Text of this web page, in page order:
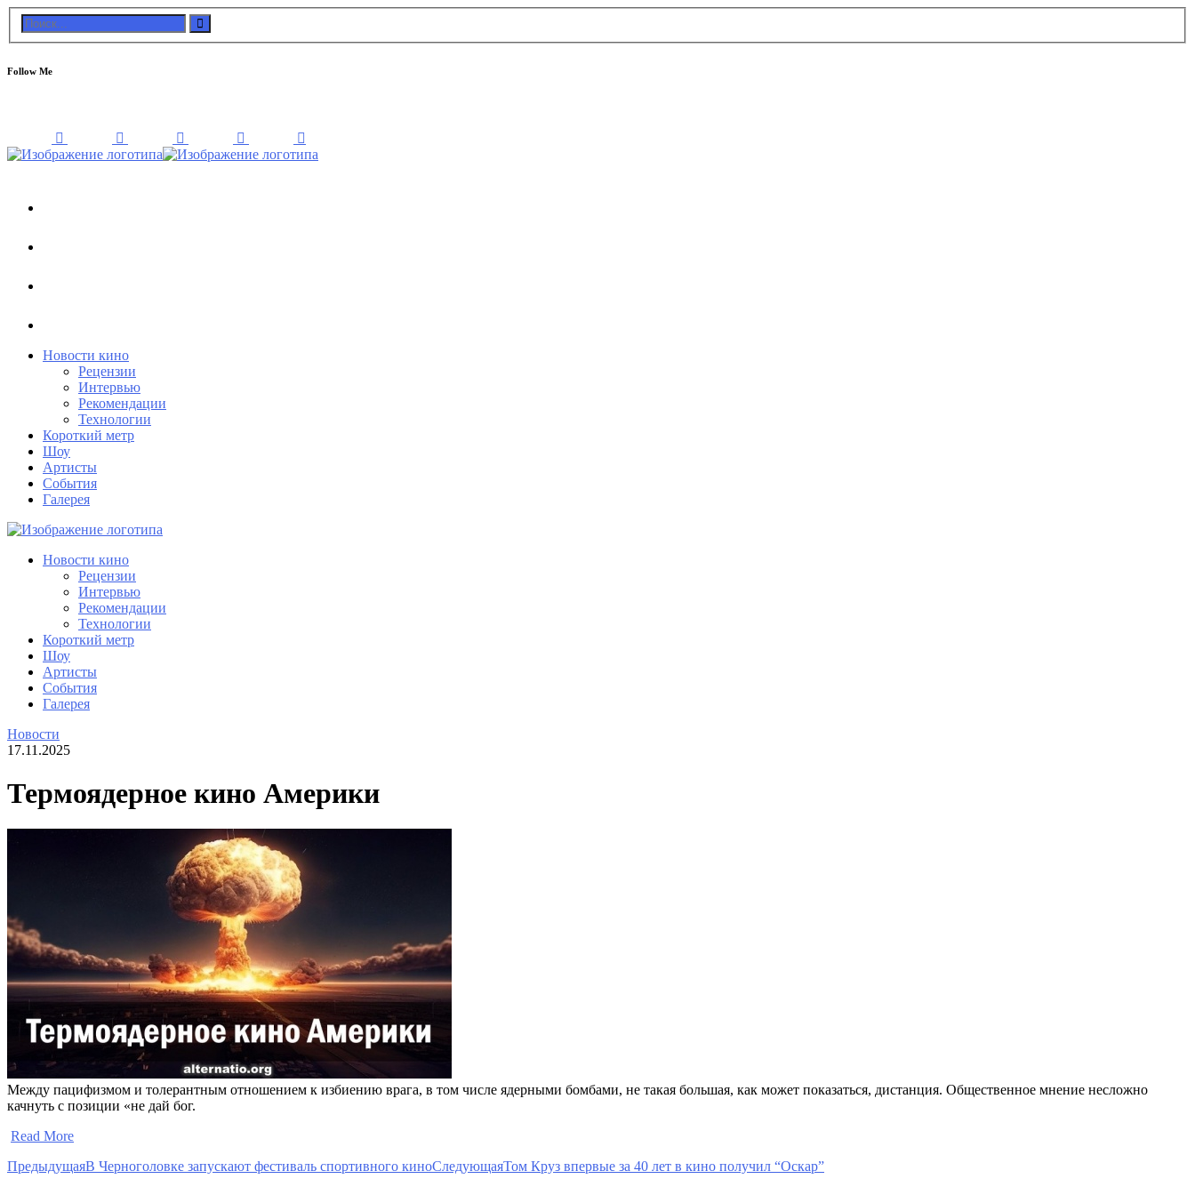
Follow Me
Новости кино
Рецензии
Интервью
Рекомендации
Технологии
Короткий метр
Шоу
Артисты
События
Галерея
Новости кино
Рецензии
Интервью
Рекомендации
Технологии
Короткий метр
Шоу
Артисты
События
Галерея
Новости
17.11.2025
Термоядерное кино Америки
Между пацифизмом и толерантным отношением к избиению врага, в том числе ядерными бомбами, не такая большая, как может показаться, дистанция. Общественное мнение несложно
качнуть с позиции «не дай бог.
Read More
ПредыдущаяВ Черноголовке запускают фестиваль спортивного киноСледующаяТом Круз впервые за 40 лет в кино получил “Оскар”